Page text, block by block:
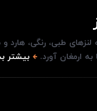
لنزهای طبی، رنگی،
ارمغان آورد.
بیشتر